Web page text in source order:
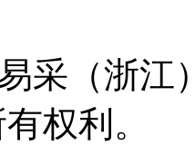
采（浙江
权利。